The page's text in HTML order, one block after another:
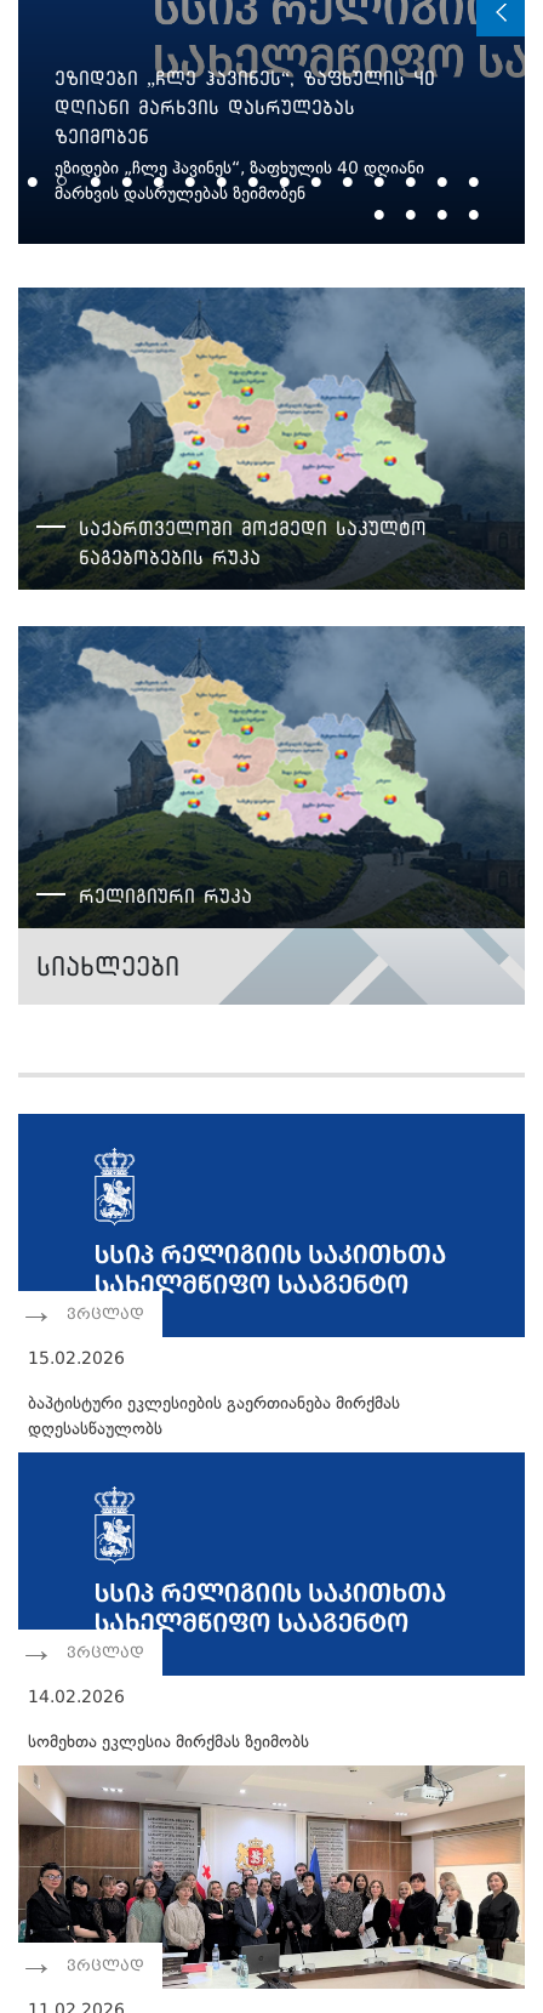
რელიგიის სააგენტოს თურქეთის
ელჩი ეწვია
საქართველოში მოქმედი საკულტო
ნაგებობების რუკა
რელიგიური რუკა
სიახლეები
ვრცლად
15.02.2026
ბაპტისტური ეკლესიების გაერთიანება მირქმას
დღესასწაულობს
ვრცლად
14.02.2026
სომეხთა ეკლესია მირქმას ზეიმობს
ვრცლად